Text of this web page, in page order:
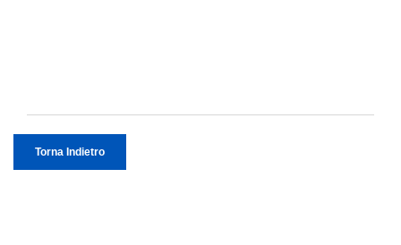
Torna Indietro